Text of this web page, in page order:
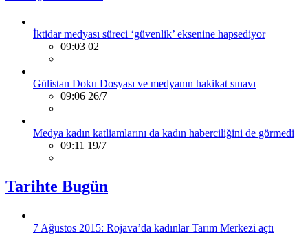
İktidar medyası süreci ‘güvenlik’ eksenine hapsediyor
09:03 02
Gülistan Doku Dosyası ve medyanın hakikat sınavı
09:06 26/7
Medya kadın katliamlarını da kadın haberciliğini de görmedi
09:11 19/7
Tarihte Bugün
7 Ağustos 2015: Rojava’da kadınlar Tarım Merkezi açtı